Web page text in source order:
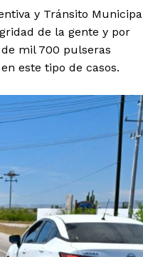
y Tránsito
de la gente y por
mil 700 pulseras
este tipo de casos.